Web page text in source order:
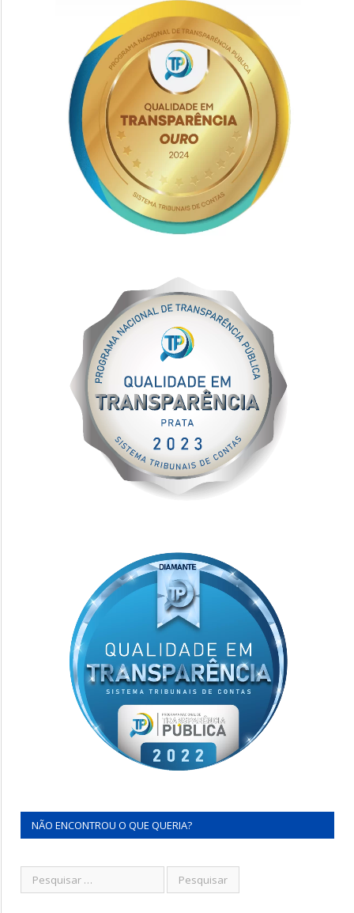
NÃO ENCONTROU O QUE QUERIA?